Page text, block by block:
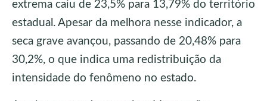
extrema caiu de 23,5% para 13,79% do território
estadual. Apesar da melhora nesse indicador, a
seca grave avançou, passando de 20,48% para
30,2%, o que indica uma redistribuição da
intensidade do fenômeno no estado.